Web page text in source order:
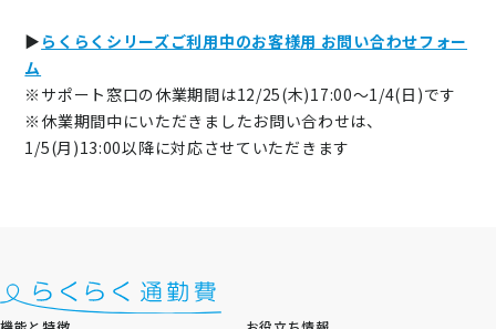
▶ らくらくシリーズご利用中のお客様用 お問い合わせフォー
ム
※サポート窓口の休業期間は12/25(木)17:00～1/4(日)です
※休業期間中にいただきましたお問い合わせは、
1/5(月)13:00以降に対応させていただきます